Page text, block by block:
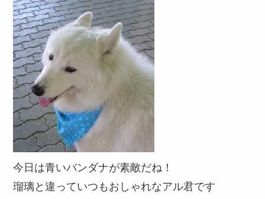
今日は青いバンダナが素敵だね！
瑠璃と違っていつもおしゃれなアル君です